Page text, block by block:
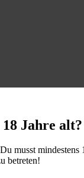
Jahre alt?
musst mindestens
betreten!